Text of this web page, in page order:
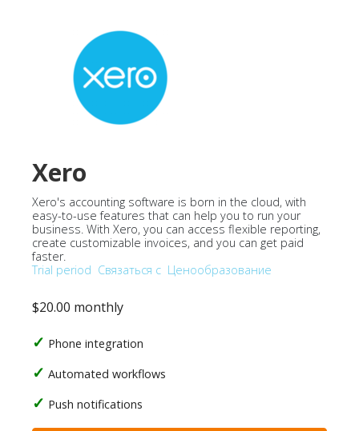
Xero
Xero's accounting software is born in the cloud, with
easy-to-use features that can help you to run your
business. With Xero, you can access flexible reporting,
create customizable invoices, and you can get paid
faster.
Trial period Связаться с Ценообразование
$20.00 monthly
Phone integration
Automated workflows
Push notifications